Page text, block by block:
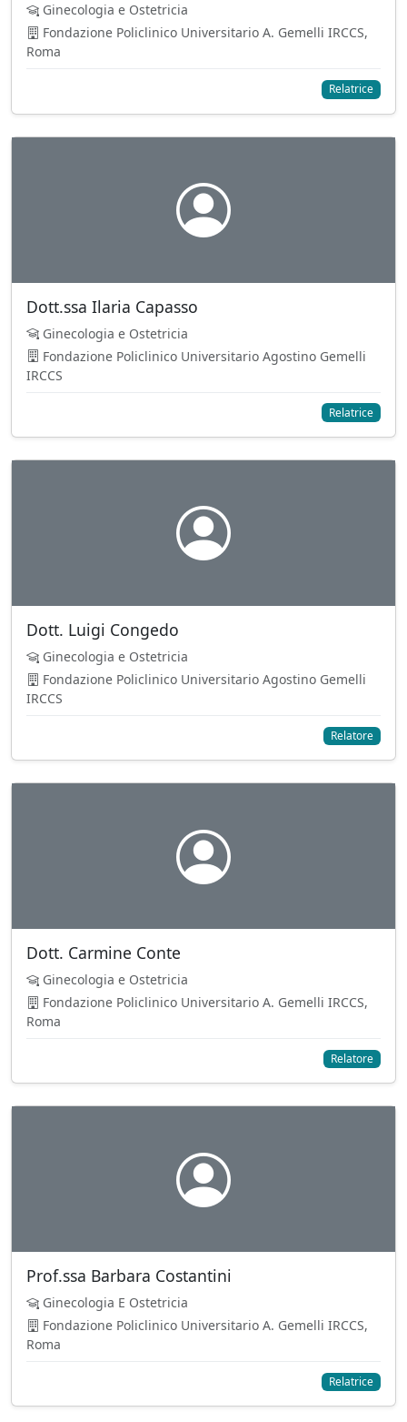
Ginecologia e Ostetricia
Fondazione Policlinico Universitario A. Gemelli IRCCS,
Roma
Relatrice
Dott.ssa Ilaria Capasso
Ginecologia e Ostetricia
Fondazione Policlinico Universitario Agostino Gemelli
IRCCS
Relatrice
Dott. Luigi Congedo
Ginecologia e Ostetricia
Fondazione Policlinico Universitario Agostino Gemelli
IRCCS
Relatore
Dott. Carmine Conte
Ginecologia e Ostetricia
Fondazione Policlinico Universitario A. Gemelli IRCCS,
Roma
Relatore
Prof.ssa Barbara Costantini
Ginecologia E Ostetricia
Fondazione Policlinico Universitario A. Gemelli IRCCS,
Roma
Relatrice